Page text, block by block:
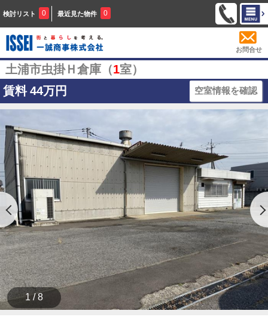
検討リスト 0 最近見た物件 0
お問合せ
土浦市虫掛Ｈ倉庫（1室）
賃料 44万円 空室情報を確認
1 / 8